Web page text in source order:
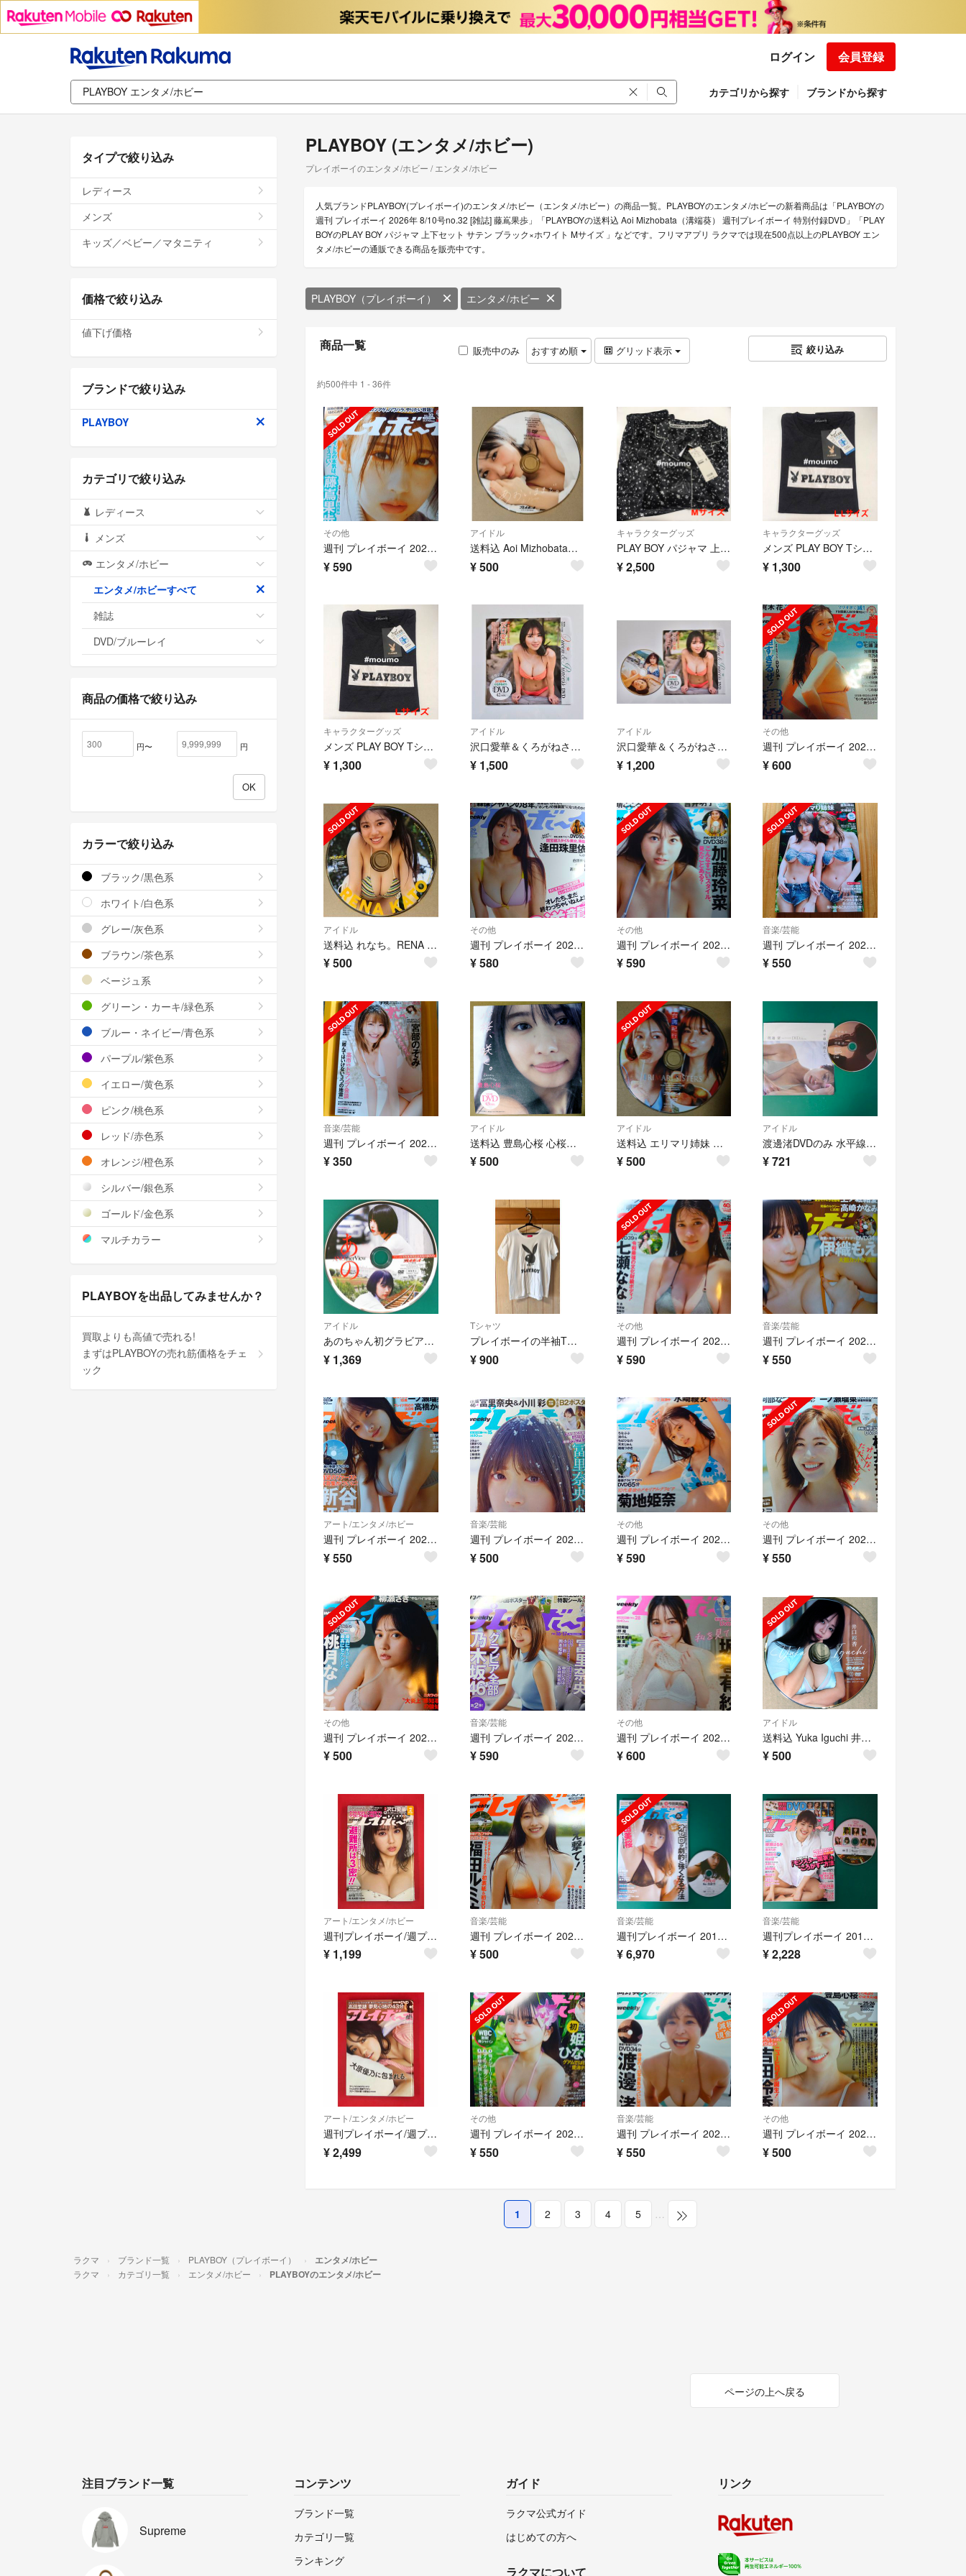
ログイン 会員登録
カテゴリから探す ブランドから探す
PLAYBOY (エンタメ/ホビー)
プレイボーイのエンタメ/ホビー / エンタメ/ホビー
人気ブランドPLAYBOY(プレイボーイ)のエンタメ/ホビー（エンタメ/ホビー）の商品一覧。PLAYBOYのエンタメ/ホビーの新着商品は「PLAYBOYの
週刊 プレイボーイ 2026年 8/10号no.32 [雑誌] 藤嶌果歩」「PLAYBOYの送料込 Aoi Mizhobata（溝端葵） 週刊プレイボーイ 特別付録DVD」「PLAY
BOYのPLAY BOY パジャマ 上下セット サテン ブラック×ホワイト Mサイズ 」などです。フリマアプリ ラクマでは現在500点以上のPLAYBOY エン
タメ/ホビーの通販できる商品を販売中です。
PLAYBOY（プレイボーイ） エンタメ/ホビー
商品一覧 販売中のみ おすすめ順 グリッド表示 絞り込み
約500件中 1 - 36件
その他
週刊 プレイボーイ 2026年 8/10号no.32 [雑誌] 藤嶌果歩
¥590
アイドル
送料込 Aoi Mizhobata（溝端葵） 週刊プレイボーイ 特別付録DVD
¥500
キャラクターグッズ
PLAY BOY パジャマ 上下セット サテン ブラック×ホワイト Mサイズ
¥2,500
キャラクターグッズ
メンズ PLAY BOY Tシャツ グレー LLサイズ 000114
¥ 1,300
キャラクターグッズ
メンズ PLAY BOY Tシャツ ダークグレー Lサイズ 000114
¥ 1,300
アイドル
沢口愛華＆くろがねさら【Queen & Princess】DVD 42分 週刊プレイボーイ 2023年No.27 特別付録
¥ 1,500
アイドル
沢口愛華＆くろがねさら【Queen & Princess】DVD 42分 週刊プレイボーイ 2023年No.27 特別付録
¥ 1,200
その他
週刊 プレイボーイ 2026年 8/3号no. 30・31[雑誌]溝端葵
¥600
アイドル
送料込 れなち。RENA KATO（加藤玲菜）週刊プレイボーイ 特別付録DVD
¥500
その他
週刊 プレイボーイ 2026年 7/20号no.29 [雑誌]逢田珠理依
¥580
その他
週刊 プレイボーイ 2026年 7/13号no 28 [雑誌]加藤玲菜
¥590
音楽/芸能
週刊 プレイボーイ 2026年 6/1号 [雑誌]
¥550
音楽/芸能
週刊 プレイボーイ 2026年 4/6号 [雑誌]
¥350
アイドル
送料込 豊島心桜 心桜、咲く。 週刊プレイボーイ 特別付録DVD
¥500
アイドル
送料込 エリマリ姉妹 台湾紀行 週刊プレイボーイ 特別付録DVD
¥500
アイドル
渡邊渚DVDのみ 水平線を越えて。週刊プレイボーイ2025年7月7日号no.27
¥721
アイドル
あのちゃん初グラビアDVDのみ 週刊プレイボーイ2019年3月18日号no.11
¥ 1,369
Tシャツ
プレイボーイの半袖Tシャツ
¥900
その他
週刊 プレイボーイ 2026年 6/8号no.23 [雑誌]七瀬なな
¥590
音楽/芸能
週刊 プレイボーイ 2025年 4/28号 no.17[雑誌]伊織もえ
¥550
アート/エンタメ/ホビー
週刊 プレイボーイ 2025年 4/21号 no.16[雑誌]新谷姫加
¥550
音楽/芸能
週刊 プレイボーイ 2025年 4/14号no.15 [雑誌]冨里奈央
¥500
その他
週刊 プレイボーイ 2024年 11/4号 no.45[雑誌]菊地姫奈
¥590
その他
週刊 プレイボーイ 2024年 8/12号no.33 [雑誌]松井珠理奈
¥550
その他
週刊 プレイボーイ 2024年 8/5号no.32 [雑誌]桃月なしこ
¥500
音楽/芸能
週刊 プレイボーイ 2024年 4/22号no16・17 [雑誌]冨里奈央
¥590
その他
週刊 プレイボーイ 2024年 7/8号no.28 [雑誌]坂巻有紗
¥600
アイドル
送料込 Yuka Iguchi 井口裕香 週刊プレイボーイ 特別付録DVD
¥500
アート/エンタメ/ホビー
週刊プレイボーイ/週プレ 2020年6月1日号 No.22 沢口愛華
¥ 1,199
音楽/芸能
週刊 プレイボーイ 2024年 7/29号no.30・31 [雑誌]福田ルミカ
¥500
音楽/芸能
週刊プレイボーイ 2018年11月12日号 no.46 今田美桜DVD付 生命力
¥6,970
音楽/芸能
週刊プレイボーイ 2012年9月10日号 no.37 DVD付 有村架純 篠崎愛
¥2,228
アート/エンタメ/ホビー
週刊プレイボーイ/週プレ 2021年12月27日号 No.52 大原優乃
¥2,499
その他
週刊 プレイボーイ 2026年 3/23号no.12 [雑誌]姫野ひなの
¥550
音楽/芸能
週刊 プレイボーイ 2025年 7/7号no.27 [雑誌]渡邊渚
¥550
その他
週刊 プレイボーイ 2024年 6/24号 no.25・26[雑誌]吉田伶香
¥500
1 2 3 4 5 …
タイプで絞り込み
レディース
メンズ
キッズ／ベビー／マタニティ
価格で絞り込み
値下げ価格
ブランドで絞り込み
PLAYBOY
カテゴリで絞り込み
レディース
メンズ
エンタメ/ホビー
エンタメ/ホビーすべて
雑誌
DVD/ブルーレイ
商品の価格で絞り込み
円〜 円
カラーで絞り込み
ブラック/黒色系
ホワイト/白色系
グレー/灰色系
ブラウン/茶色系
ベージュ系
グリーン・カーキ/緑色系
ブルー・ネイビー/青色系
パープル/紫色系
イエロー/黄色系
ピンク/桃色系
レッド/赤色系
オレンジ/橙色系
シルバー/銀色系
ゴールド/金色系
マルチカラー
PLAYBOYを出品してみませんか？
買取よりも高値で売れる!
まずはPLAYBOYの売れ筋価格をチェ
ック
ラクマ ブランド一覧 PLAYBOY（プレイボーイ） エンタメ/ホビー
ラクマ カテゴリ一覧 エンタメ/ホビー PLAYBOYのエンタメ/ホビー
ページの上へ戻る
注目ブランド一覧
Supreme
コンテンツ
ブランド一覧
カテゴリ一覧
ランキング
ガイド
ラクマ公式ガイド
はじめての方へ
ラクマについて
リンク